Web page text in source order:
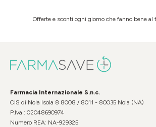
Offerte e sconti ogni giorno che fanno bene al
Farmacia Internazionale S.n.c.
CIS di Nola Isola 8 8008 / 8011 - 80035 Nola (NA)
P.Iva : 02048690974
Numero REA: NA-929325